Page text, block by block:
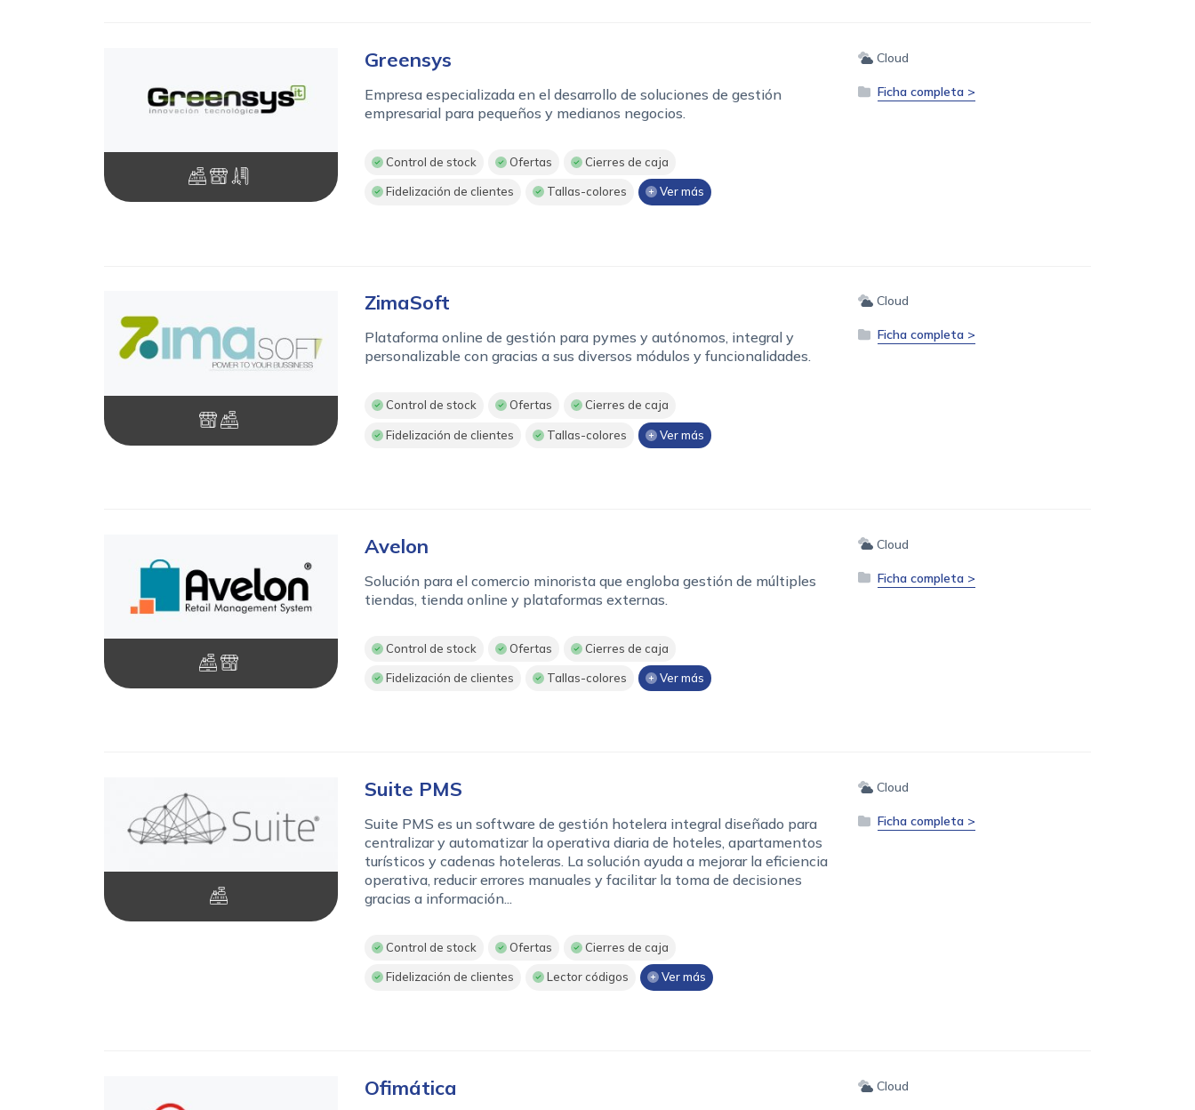
Greensys
Empresa especializada en el desarrollo de soluciones de gestión
empresarial para pequeños y medianos negocios.
Control de stock Ofertas Cierres de caja
Fidelización de clientes Tallas-colores Ver más
Cloud
Ficha completa >
ZimaSoft
Plataforma online de gestión para pymes y autónomos, integral y
personalizable con gracias a sus diversos módulos y funcionalidades.
Control de stock Ofertas Cierres de caja
Fidelización de clientes Tallas-colores Ver más
Cloud
Ficha completa >
Avelon
Solución para el comercio minorista que engloba gestión de múltiples
tiendas, tienda online y plataformas externas.
Control de stock Ofertas Cierres de caja
Fidelización de clientes Tallas-colores Ver más
Cloud
Ficha completa >
Suite PMS
Suite PMS es un software de gestión hotelera integral diseñado para
centralizar y automatizar la operativa diaria de hoteles, apartamentos
turísticos y cadenas hoteleras. La solución ayuda a mejorar la eficiencia
operativa, reducir errores manuales y facilitar la toma de decisiones
gracias a información...
Control de stock Ofertas Cierres de caja
Fidelización de clientes Lector códigos Ver más
Cloud
Ficha completa >
Ofimática Cloud